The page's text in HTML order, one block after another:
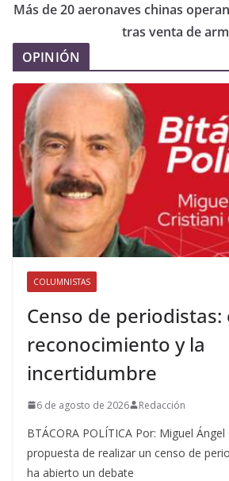
Más de 20 aeronaves chinas
tras venta de
OPINIÓN
COLUMNISTAS
Censo de periodistas:
reconocimiento y la
incertidumbre
6 de agosto de 2026 Redacción
BTÁCORA POLÍTICA Por: Miguel Ángel
propuesta de realizar un censo de
ha abierto un debate